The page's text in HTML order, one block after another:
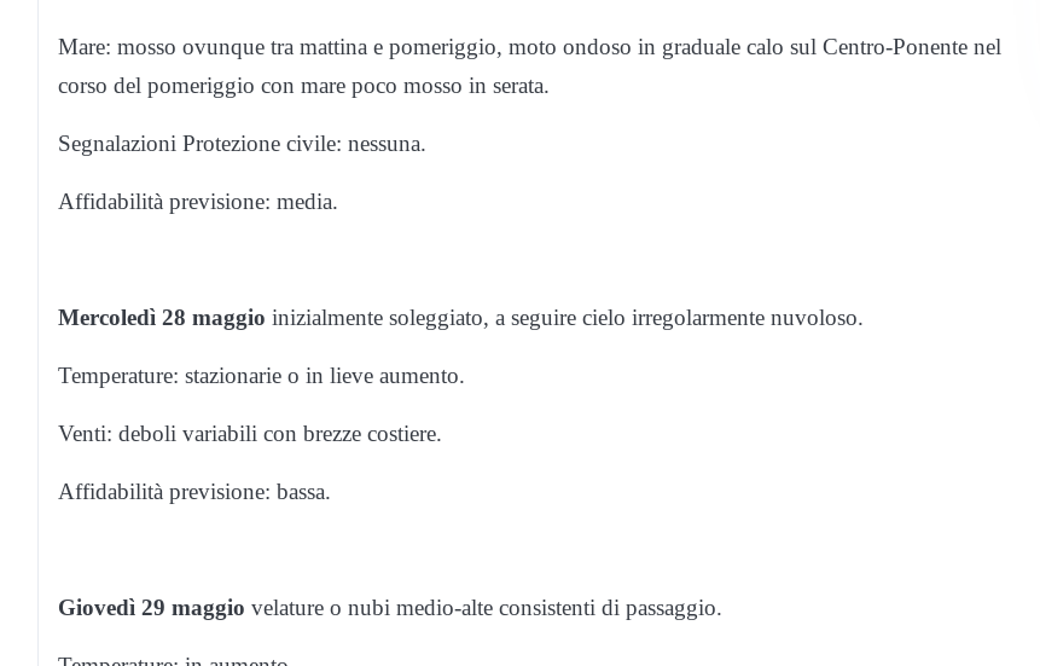
Mare: mosso ovunque tra mattina e pomeriggio, moto ondoso in graduale calo sul Centro-Ponente nel
corso del pomeriggio con mare poco mosso in serata.
Segnalazioni Protezione civile: nessuna.
Affidabilità previsione: media.
Mercoledì 28 maggio inizialmente soleggiato, a seguire cielo irregolarmente nuvoloso.
Temperature: stazionarie o in lieve aumento.
Venti: deboli variabili con brezze costiere.
Affidabilità previsione: bassa.
Giovedì 29 maggio velature o nubi medio-alte consistenti di passaggio.